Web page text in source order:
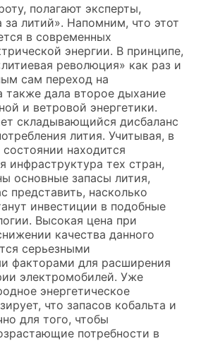
полагают эксперты,
за литий». Напомним, что этот
в современных
энергии. В принципе,
революция» как раз и
сам переход на
также дала второе дыхание
и ветровой энергетики.
складывающийся дисбаланс
лития. Учитывая, в
находится
инфраструктура тех стран,
основные запасы лития,
представить, насколько
инвестиции в подобные
Высокая цена при
качества данного
серьезными
факторами для расширения
электромобилей. Уже
энергетическое
что запасов кобальта и
для того, чтобы
потребности в